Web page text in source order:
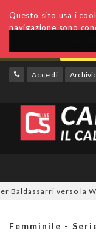
Questo sito usa i
navigazione sono
Accedi
verso la
Femminile -